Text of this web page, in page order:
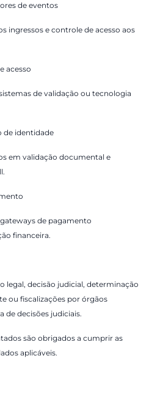
de eventos
ingressos e controle de acesso aos
acesso
de validação ou tecnologia
de identidade
em validação documental e
.
de pagamento
financeira.
legal, decisão judicial, determinação
ou fiscalizações por órgãos
de decisões judiciais.
são obrigados a cumprir as
aplicáveis.